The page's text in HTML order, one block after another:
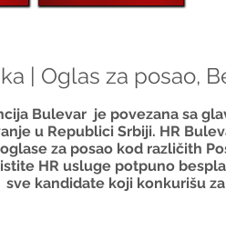
| Oglas za posao,
Bulevar  je povezana sa
u Republici Srbiji. HR
za posao kod različith
HR usluge potpuno
sve kandidate koji konkurišu